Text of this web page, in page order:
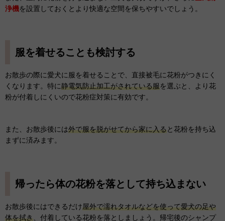
浄機を設置しておくとより快適な空間を保ちやすいでしょう。
服を着せることも検討する
お散歩の際に愛犬に服を着せることで、直接被毛に花粉がつきにく
くなります。特に静電気防止加工がされている服を選ぶと、より花
粉が付着しにくいので花粉症対策に有効です。
また、お散歩後には外で服を脱がせてから家に入ると花粉を持ち込
まずに済みます。
帰ったら体の花粉を落として持ち込まない
お散歩後にはできるだけ屋外で濡れタオルなどを使って愛犬の足や
体を拭き、付着している花粉を落としましょう。帰宅後のシャンプ